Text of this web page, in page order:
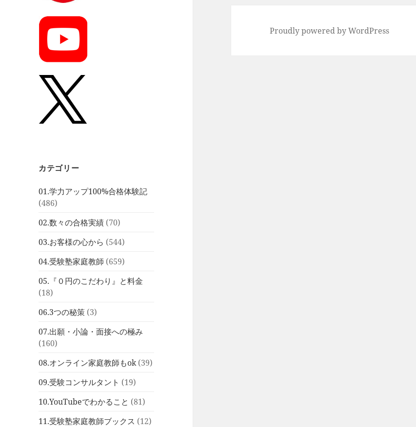
カテゴリー
01.学力アップ100%合格体験記
(486)
02.数々の合格実績 (70)
03.お客様の心から (544)
04.受験塾家庭教師 (659)
05.『０円のこだわり』と料金
(18)
06.3つの秘策 (3)
07.出願・小論・面接への極み
(160)
08.オンライン家庭教師もok(39)
09.受験コンサルタント (19)
10.YouTubeでわかること (81)
11.受験塾家庭教師ブックス (12)
Proudly powered by WordPress